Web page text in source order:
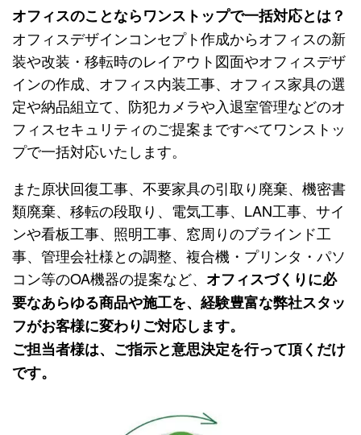
オフィスのことならワンストップで一括対応とは？
オフィスデザインコンセプト作成からオフィスの新
装や改装・移転時のレイアウト図面やオフィスデザ
インの作成、オフィス内装工事、オフィス家具の選
定や納品組立て、防犯カメラや入退室管理などのオ
フィスセキュリティのご提案まですべてワンストッ
プで一括対応いたします。
また原状回復工事、不要家具の引取り廃棄、機密書
類廃棄、移転の段取り、電気工事、LAN工事、サイ
ンや看板工事、照明工事、窓周りのブラインド工
事、管理会社様との調整、複合機・プリンタ・パソ
コン等のOA機器の提案など、 オフィスづくりに必
要なあらゆる商品や施工を、経験豊富な弊社スタッ
フがお客様に変わりご対応します。
ご担当者様は、ご指示と意思決定を行って頂くだけ
です。